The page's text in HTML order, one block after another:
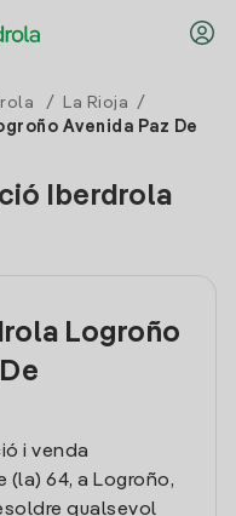
/ La Rioja
/
Avenida Paz De
Iberdrola
Logroño
i venda
(la) 64, a Logroño,
qualsevol